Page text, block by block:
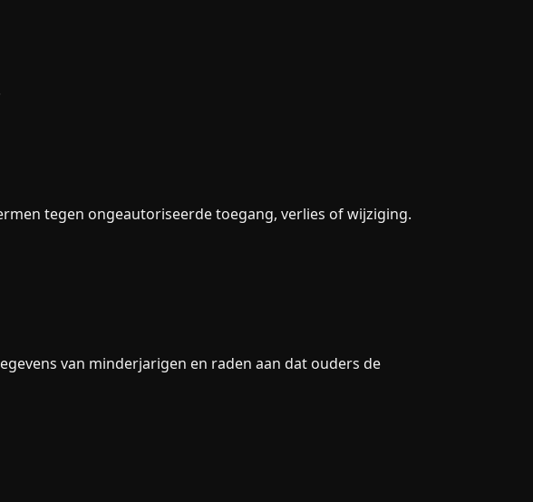
tegen ongeautoriseerde toegang, verlies of wijziging.
van minderjarigen en raden aan dat ouders de